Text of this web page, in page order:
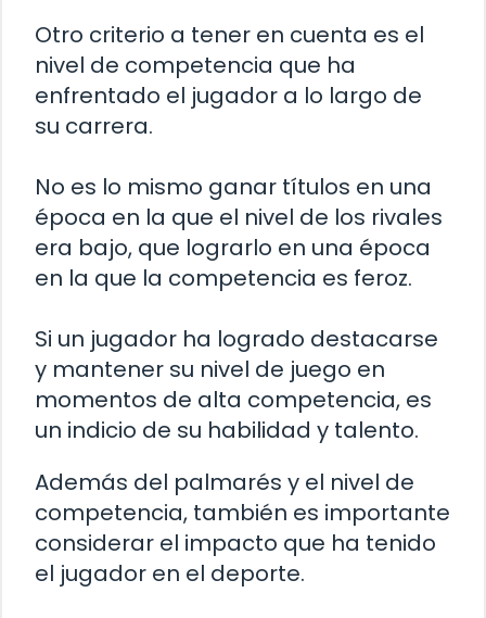
Otro criterio a tener en cuenta es el
nivel de competencia que ha
enfrentado el jugador a lo largo de
su carrera.
No es lo mismo ganar títulos en una
época en la que el nivel de los rivales
era bajo, que lograrlo en una época
en la que la competencia es feroz.
Si un jugador ha logrado destacarse
y mantener su nivel de juego en
momentos de alta competencia, es
un indicio de su habilidad y talento.
Además del palmarés y el nivel de
competencia, también es importante
considerar el impacto que ha tenido
el jugador en el deporte.